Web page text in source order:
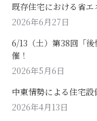
既存住宅における省エ
2026年6月27日
6/13（土）第38回「
催！
2026年5月6日
中東情勢による住宅
2026年4月13日